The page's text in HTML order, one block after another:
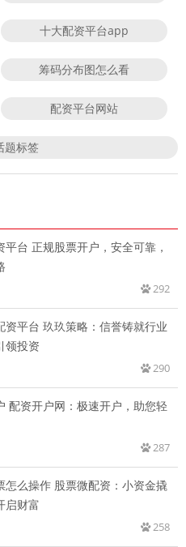
十大配资平台app
筹码分布图怎么看
配资平台网站
题标签
平台 正规股票开户，安全可靠，
292
资平台 玖玖策略：信誉铸就行业
领投资
290
配资开户网：极速开户，助您轻
287
怎么操作 股票微配资：小资金撬
启财富
258